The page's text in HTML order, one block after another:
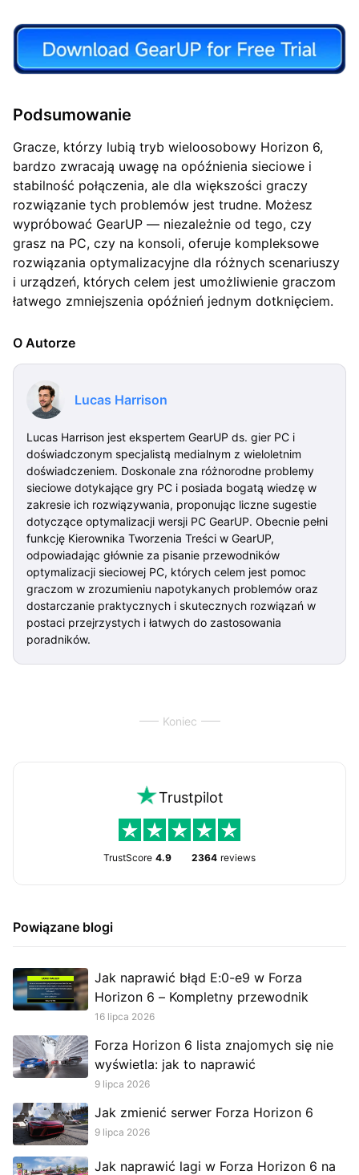
Podsumowanie
Gracze, którzy lubią tryb wieloosobowy Horizon 6,
bardzo zwracają uwagę na opóźnienia sieciowe i
stabilność połączenia, ale dla większości graczy
rozwiązanie tych problemów jest trudne. Możesz
wypróbować GearUP — niezależnie od tego, czy
grasz na PC, czy na konsoli, oferuje kompleksowe
rozwiązania optymalizacyjne dla różnych scenariuszy
i urządzeń, których celem jest umożliwienie graczom
łatwego zmniejszenia opóźnień jednym dotknięciem.
O Autorze
Lucas Harrison
Lucas Harrison jest ekspertem GearUP ds. gier PC i
doświadczonym specjalistą medialnym z wieloletnim
doświadczeniem. Doskonale zna różnorodne problemy
sieciowe dotykające gry PC i posiada bogatą wiedzę w
zakresie ich rozwiązywania, proponując liczne sugestie
dotyczące optymalizacji wersji PC GearUP. Obecnie pełni
funkcję Kierownika Tworzenia Treści w GearUP,
odpowiadając głównie za pisanie przewodników
optymalizacji sieciowej PC, których celem jest pomoc
graczom w zrozumieniu napotykanych problemów oraz
dostarczanie praktycznych i skutecznych rozwiązań w
postaci przejrzystych i łatwych do zastosowania
poradników.
Koniec
Trustpilot
TrustScore 4.9 2364 reviews
Powiązane blogi
Jak naprawić błąd E:0-e9 w Forza
Horizon 6 – Kompletny przewodnik
16 lipca 2026
Forza Horizon 6 lista znajomych się nie
wyświetla: jak to naprawić
9 lipca 2026
Jak zmienić serwer Forza Horizon 6
9 lipca 2026
Jak naprawić lagi w Forza Horizon 6 na